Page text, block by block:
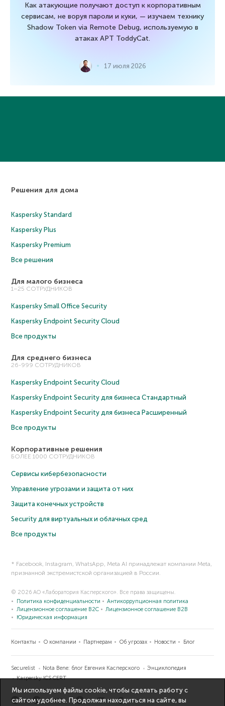
Как атакующие получают доступ к корпоративным
сервисам, не воруя пароли и куки, — изучаем технику
Shadow Token via Remote Debug, используемую в
атаках APT ToddyCat.
17 июля 2026
Решения для дома
Kaspersky Standard
Kaspersky Plus
Kaspersky Premium
Все решения
Для малого бизнеса
1–25 СОТРУДНИКОВ
Kaspersky Small Office Security
Kaspersky Endpoint Security Cloud
Все продукты
Для среднего бизнеса
26-999 СОТРУДНИКОВ
Kaspersky Endpoint Security Cloud
Kaspersky Endpoint Security для бизнеса Cтандартный
Kaspersky Endpoint Security для бизнеса Расширенный
Все продукты
Корпоративные решения
БОЛЕЕ 1000 СОТРУДНИКОВ
Сервисы кибербезопасности
Управление угрозами и защита от них
Защита конечных устройств
Security для виртуальных и облачных сред
Все продукты
* Facebook, Instagram, WhatsApp, Meta AI принадлежат компании Meta,
признанной экстремистской организацией в России.
© 2026 АО «Лаборатория Касперского». Все права защищены.
Политика конфиденциальности
Антикоррупционная политика
Лицензионное соглашение B2C
Лицензионное соглашение B2B
Юридическая информация
Контакты О компании Партнерам Об угрозах Новости Блог
Securelist Nota Bene: блог Евгения Касперского
Энциклопедия
Kaspersky ICS CERT
Мы используем файлы cookie, чтобы сделать работу с
сайтом удобнее. Продолжая находиться на сайте, вы